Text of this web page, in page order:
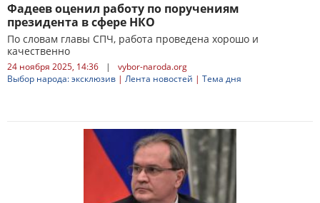
Фадеев оценил работу по поручениям
президента в сфере НКО
По словам главы СПЧ, работа проведена хорошо и
качественно
24 ноября 2025, 14:36 |
vybor-naroda.org
Выбор народа: эксклюзив | Лента новостей | Тема дня